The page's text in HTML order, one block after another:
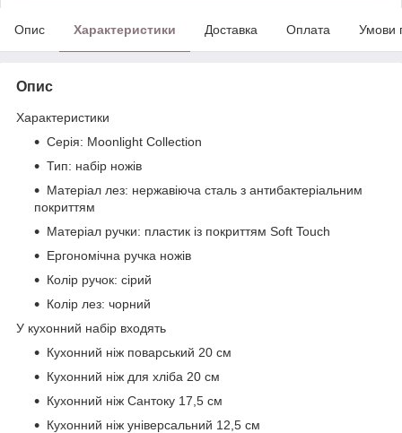
Опис Характеристики Доставка Оплата Умови
Опис
Характеристики
Серія: Moonlight Collection
Тип: набір ножів
Матеріал лез: нержавіюча сталь з антибактеріальним
покриттям
Матеріал ручки: пластик із покриттям Soft Touch
Ергономічна ручка ножів
Колір ручок: сірий
Колір лез: чорний
У кухонний набір входять
Кухонний ніж поварський 20 см
Кухонний ніж для хліба 20 см
Кухонний ніж Сантоку 17,5 см
Кухонний ніж універсальний 12,5 см